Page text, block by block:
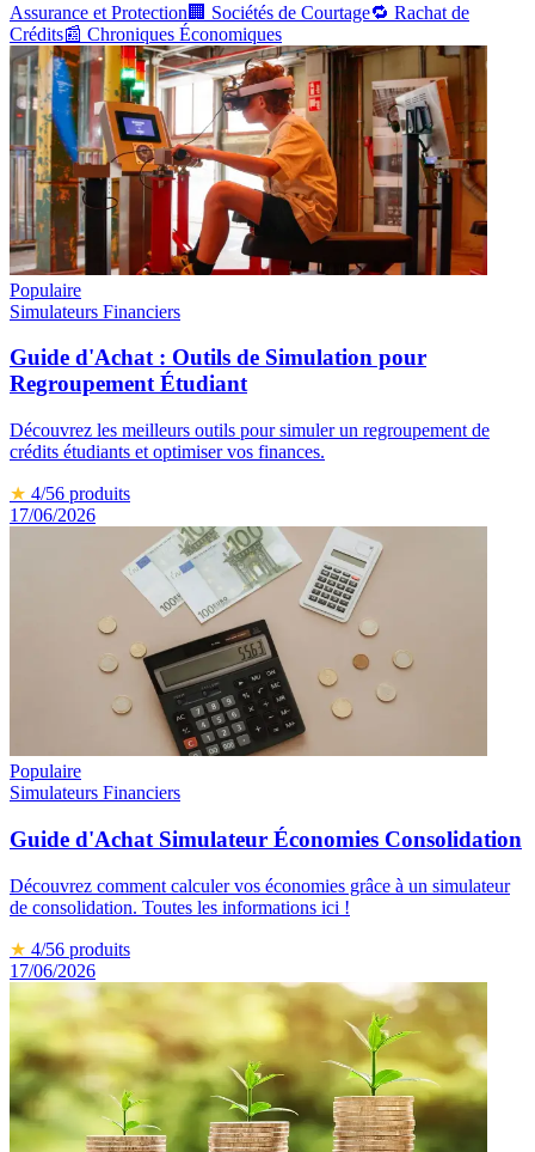
Assurance et Protection 🏢 Sociétés de Courtage🔁 Rachat de
Crédits📰 Chroniques Économiques
Populaire
Simulateurs Financiers
Guide d'Achat : Outils de Simulation pour
Regroupement Étudiant
Découvrez les meilleurs outils pour simuler un regroupement de
crédits étudiants et optimiser vos finances.
★ 4/56 produits
17/06/2026
Populaire
Simulateurs Financiers
Guide d'Achat Simulateur Économies Consolidation
Découvrez comment calculer vos économies grâce à un simulateur
de consolidation. Toutes les informations ici !
★ 4/56 produits
17/06/2026